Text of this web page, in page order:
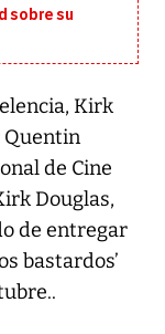
sobre su
Kirk
Quentin
de Cine
Douglas,
de entregar
bastardos’